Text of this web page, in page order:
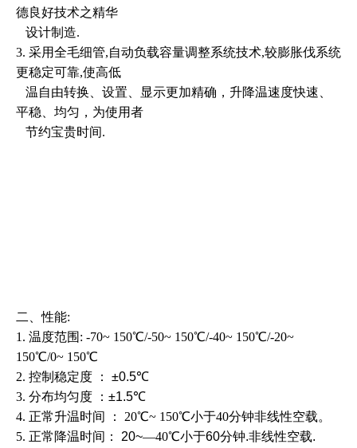
德良好技术之精华
设计制造.
3. 采用全毛细管,自动负载容量调整系统技术,较膨胀伐系统
更稳定可靠,使高低
温自由转换、设置、显示更加精确，升降温速度快速、
平稳、均匀，为使用者
节约宝贵时间.
二、性能:
1. 温度范围: -70~ 150℃/-50~ 150℃/-40~ 150℃/-20~
150℃/0~ 150℃
2. 控制稳定度
： ±0.5℃
3. 分布均匀度
： ±1.5℃
4. 正常升温时间
： 20℃~ 150℃小于40分钟非线性空载。
5. 正常降温时间：
20~—40℃小于60分钟.非线性空载.